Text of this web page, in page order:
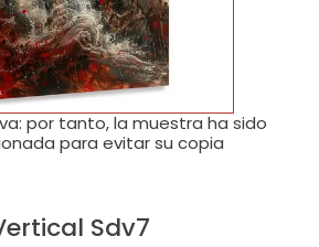
por tanto, la muestra ha sido
para evitar su copia
Sdv7